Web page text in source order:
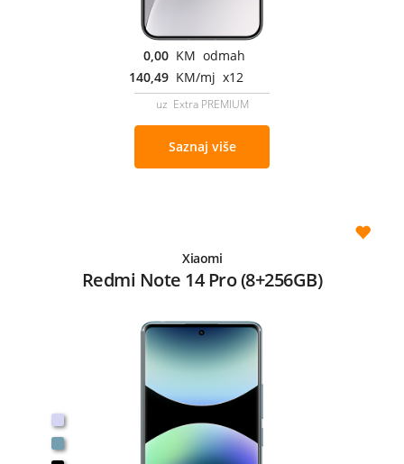
0,00 KM odmah
140,49 KM/mj x12
uz Extra PREMIUM
Saznaj više
Xiaomi
Redmi Note 14 Pro (8+256GB)